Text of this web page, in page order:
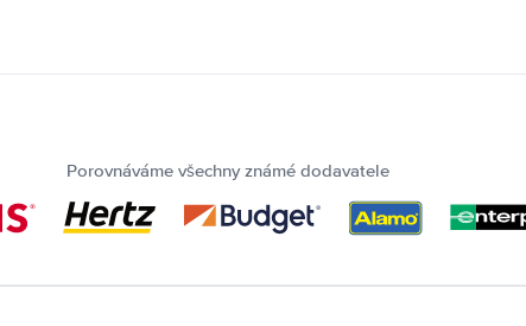
Porovnáváme všechny známé dodavatele